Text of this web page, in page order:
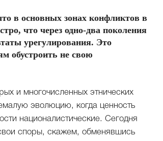
в основных зонах конфликтов в
что через одно-два поколения
урегулирования. Это
обустроить не свою
и многочисленных этнических
эволюцию, когда ценность
националистические. Сегодня
споры, скажем, обменявшись